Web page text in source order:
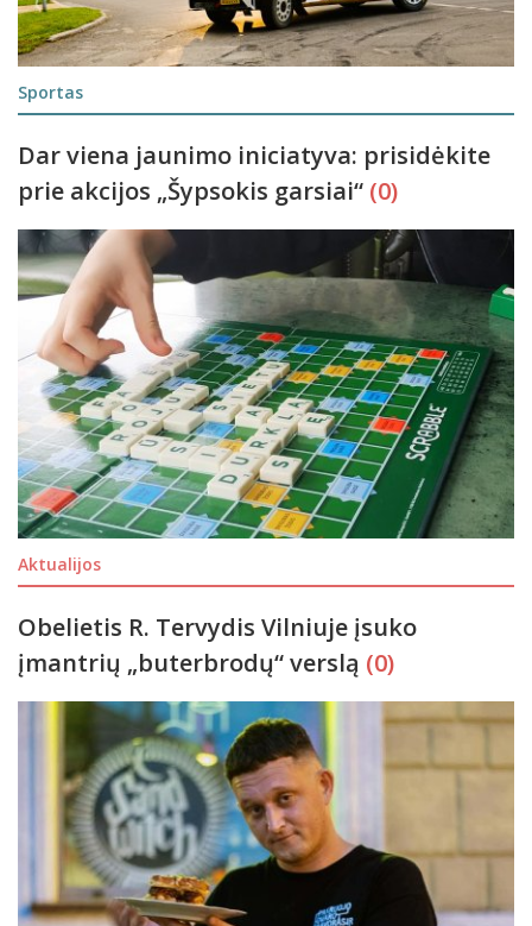
Sportas
Dar viena jaunimo iniciatyva: prisidėkite
prie akcijos „Šypsokis garsiai“ (0)
Aktualijos
Obelietis R. Tervydis Vilniuje įsuko
įmantrių „buterbrodų“ verslą (0)